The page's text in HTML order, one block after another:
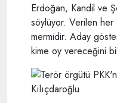
Erdoğan, Kandil ve
söylüyor. Verilen her
mermidir. Aday
kime oy vereceğini